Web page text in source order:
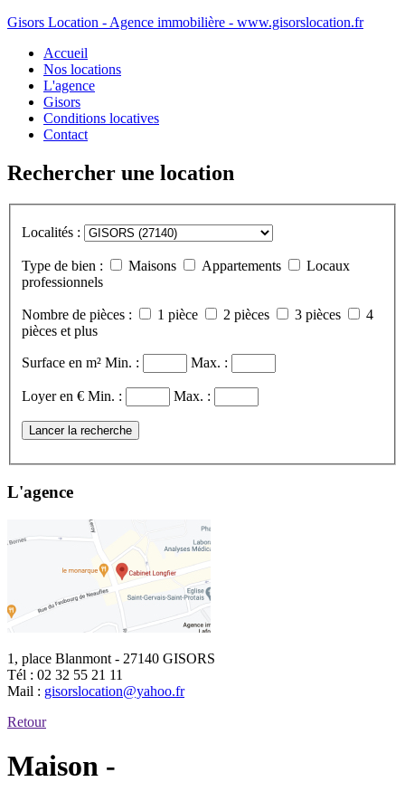
Gisors Location - Agence immobilière - www.gisorslocation.fr
Accueil
Nos locations
L'agence
Gisors
Conditions locatives
Contact
Rechercher une location
Localités :
Type de bien : Maisons Appartements
Locaux
professionnels
Nombre de pièces : 1 pièce 2 pièces 3 pièces
4
pièces et plus
Surface en m² Min. : Max. :
Loyer en € Min. : Max. :
Lancer la recherche
L'agence
1, place Blanmont - 27140 GISORS
Tél : 02 32 55 21 11
Mail : gisorslocation@yahoo.fr
Retour
Maison -